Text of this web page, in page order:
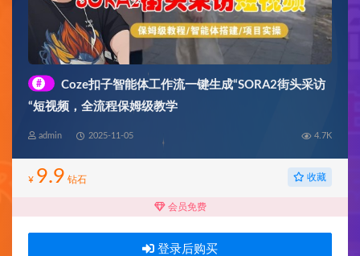
#
Coze扣子智能体工作流一键生成“SORA2街头采访
“短视频，全流程保姆级教学
admin 2025-11-05 4.7K
¥ 9.9 钻石 收藏
会员免费
登录后购买